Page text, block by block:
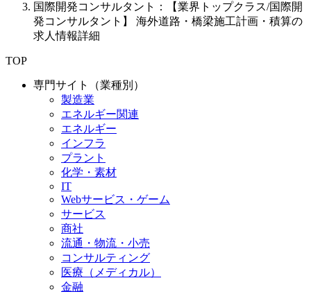
国際開発コンサルタント：【業界トップクラス/国際開
発コンサルタント】 海外道路・橋梁施工計画・積算の
求人情報詳細
TOP
専門サイト（業種別）
製造業
エネルギー関連
エネルギー
インフラ
プラント
化学・素材
IT
Webサービス・ゲーム
サービス
商社
流通・物流・小売
コンサルティング
医療（メディカル）
金融